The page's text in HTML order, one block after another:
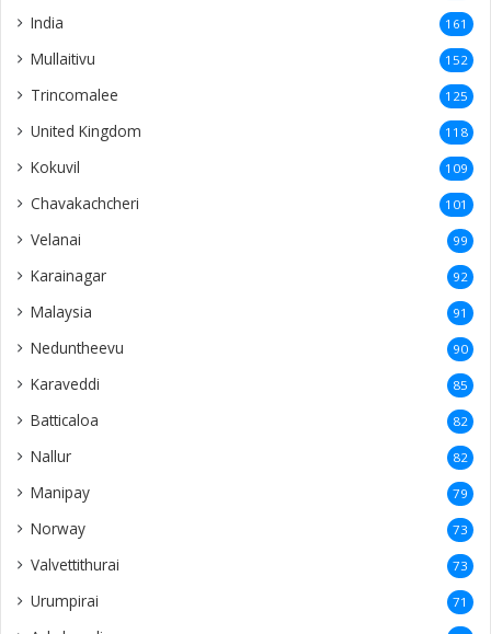
India 161
Mullaitivu 152
Trincomalee 125
United Kingdom 118
Kokuvil 109
Chavakachcheri 101
Velanai 99
Karainagar 92
Malaysia 91
Neduntheevu 90
Karaveddi 85
Batticaloa 82
Nallur 82
Manipay 79
Norway 73
Valvettithurai 73
Urumpirai 71